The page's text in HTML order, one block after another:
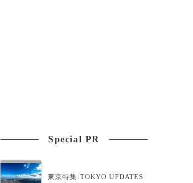
Special PR
東京特集:TOKYO UPDATES